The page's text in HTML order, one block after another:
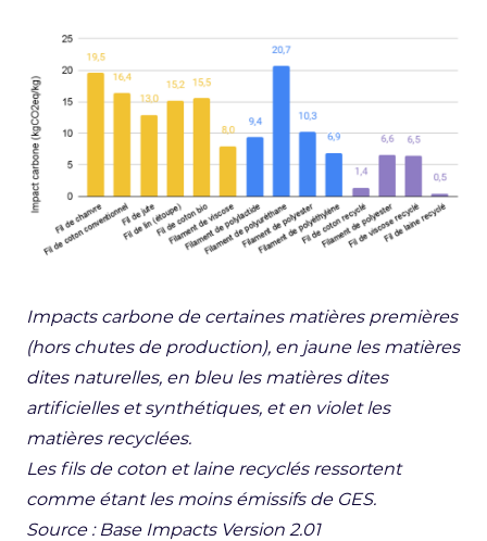
Impacts carbone de certaines matières premières
(hors chutes de production), en jaune les matières
dites naturelles, en bleu les matières dites
artificielles et synthétiques, et en violet les
matières recyclées.
Les fils de coton et laine recyclés ressortent
comme étant les moins émissifs de GES.
Source : Base Impacts Version 2.01